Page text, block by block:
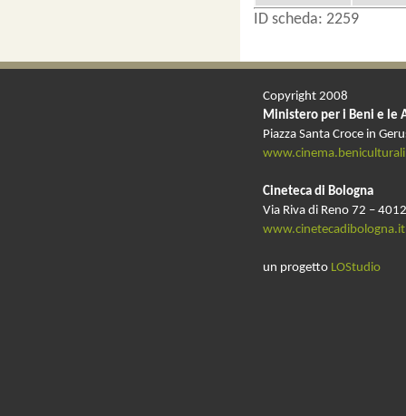
ID scheda: 2259
Copyright 2008
Ministero per i Beni e le
Piazza Santa Croce in
Cineteca di Bologna
Via Riva di Reno 72 –
www.cinetecadibologna.it
un progetto LOStudio